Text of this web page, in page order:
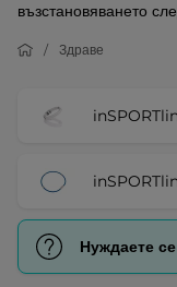
възстановяването
Здраве
Нуждаете